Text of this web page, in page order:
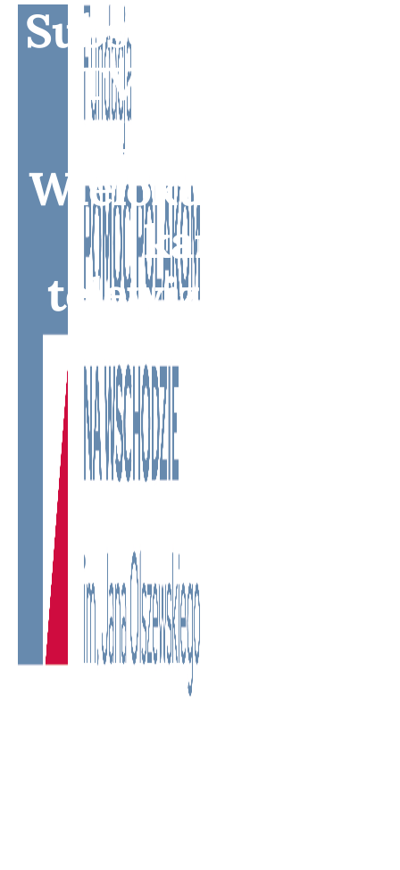
Subscribe to BM
TV - Bridge
Media TV -
Wielokulturowy
kanał
telewizyjny na